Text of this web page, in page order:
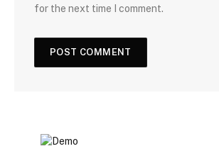
for the next time I comment.